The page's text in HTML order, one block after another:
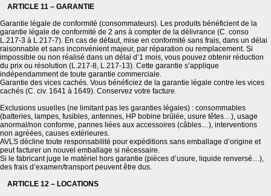
ARTICLE 11 – GARANTIE
Garantie légale de conformité (consommateurs). Les produits bénéficient de la
garantie légale de conformité de 2 ans à compter de la délivrance (C. conso
L.217-3 à L.217-7). En cas de défaut, mise en conformité sans frais, dans un délai
raisonnable et sans inconvénient majeur, par réparation ou remplacement. Si
impossible ou non réalisé dans un délai d’1 mois, vous pouvez obtenir réduction
du prix ou résolution (L.217-8, L.217-13). Cette garantie s’applique
indépendamment de toute garantie commerciale.
Garantie des vices cachés. Vous bénéficiez de la garantie légale contre les vices
cachés (C. civ. 1641 à 1649). Conservez votre facture.
Exclusions usuelles (ne limitant pas les garanties légales) : consommables
(batteries, lampes, fusibles, antennes, HP bobine brûlée, usure têtes…), usage
anormal/non conforme, pannes liées aux accessoires (câbles…), interventions
non agréées, causes extérieures.
AVLS décline toute responsabilité pour expéditions sans emballage d’origine et
peut facturer un nouvel emballage si nécessaire.
Si le fabricant juge le matériel hors garantie (pièces d’usure, liquide renversé…),
des frais d’examen/transport peuvent être dus.
ARTICLE 12 – LOCATIONS